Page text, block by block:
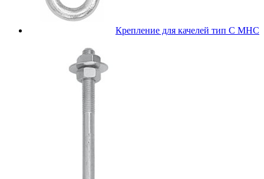
Крепление для качелей тип С МНС